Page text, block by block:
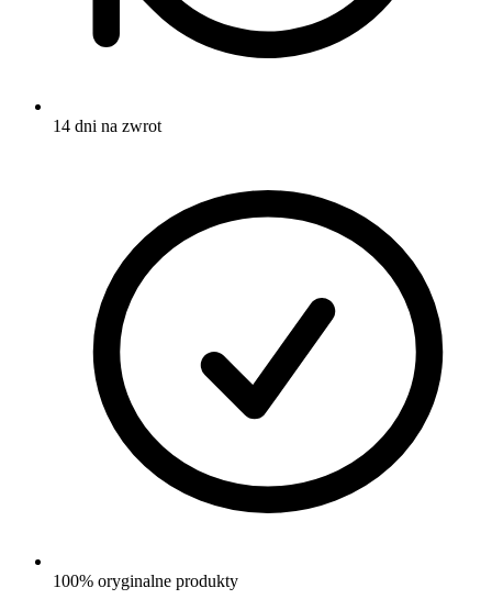
14 dni na zwrot
100% oryginalne produkty